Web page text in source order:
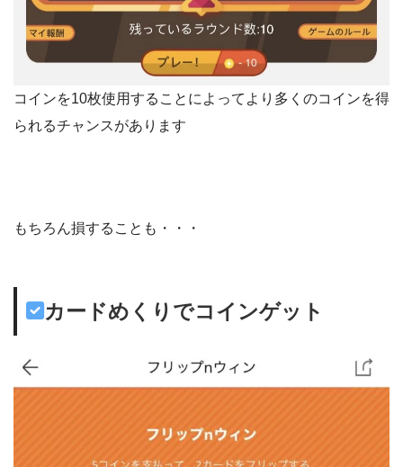
コインを10枚使用することによってより多くのコインを得
られるチャンスがあります
もちろん損することも・・・
カードめくりでコインゲット